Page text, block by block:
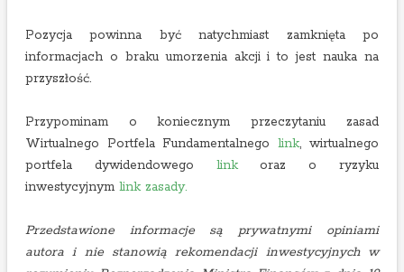
Pozycja powinna być natychmiast zamknięta po
informacjach o braku umorzenia akcji i to jest nauka na
przyszłość.
Przypominam o koniecznym przeczytaniu zasad
Wirtualnego Portfela Fundamentalnegolink, wirtualnego
portfela dywidendowego linkoraz o ryzyku
inwestycyjnym link zasady.
Przedstawione informacje są prywatnymi opiniami
autora i nie stanowią rekomendacji inwestycyjnych w